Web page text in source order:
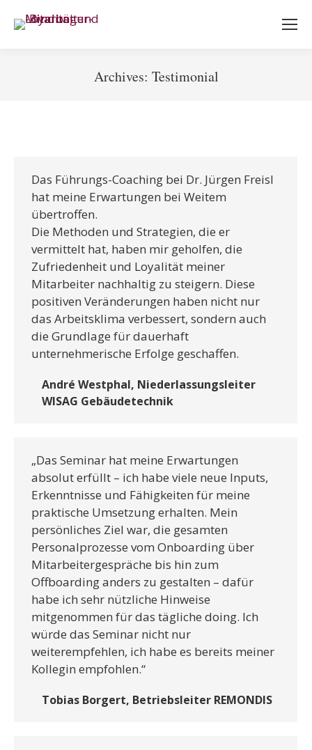
Archives: Testimonial
Das Führungs-Coaching bei Dr. Jürgen Freisl
hat meine Erwartungen bei Weitem
übertroffen.
Die Methoden und Strategien, die er
vermittelt hat, haben mir geholfen, die
Zufriedenheit und Loyalität meiner
Mitarbeiter nachhaltig zu steigern. Diese
positiven Veränderungen haben nicht nur
das Arbeitsklima verbessert, sondern auch
die Grundlage für dauerhaft
unternehmerische Erfolge geschaffen.
André Westphal, Niederlassungsleiter
WISAG Gebäudetechnik
„Das Seminar hat meine Erwartungen
absolut erfüllt – ich habe viele neue Inputs,
Erkenntnisse und Fähigkeiten für meine
praktische Umsetzung erhalten. Mein
persönliches Ziel war, die gesamten
Personalprozesse vom Onboarding über
Mitarbeitergespräche bis hin zum
Offboarding anders zu gestalten – dafür
habe ich sehr nützliche Hinweise
mitgenommen für das tägliche doing. Ich
würde das Seminar nicht nur
weiterempfehlen, ich habe es bereits meiner
Kollegin empfohlen.“
Tobias Borgert, Betriebsleiter REMONDIS